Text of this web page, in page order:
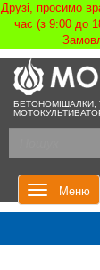
Друзі, просимо
час (з 9:00 до
БЕТОНОМІШАЛКИ,
Меню